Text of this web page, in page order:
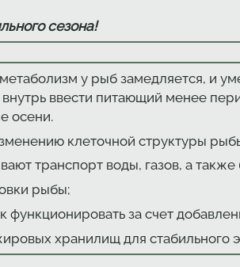
сезона!
у рыб замедляется, и
ввести питающий менее
осени.
клеточной структуры
транспорт воды, газов, а также
рыбы;
функционировать за счет
хранилищ для стабильного